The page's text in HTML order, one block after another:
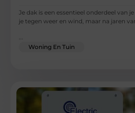
Je dak is een essentieel onderdeel van
je tegen weer en wind, maar na jaren
Woning En Tuin